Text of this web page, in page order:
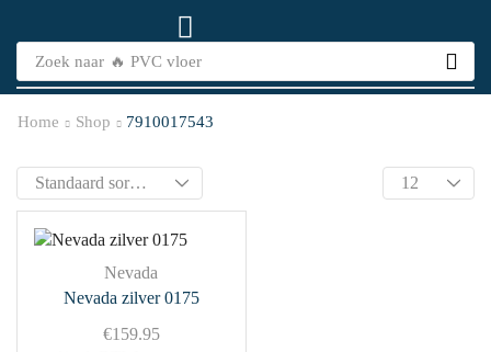
Zoek naar 🔥 PVC vloer
Home Shop 7910017543
Nevada
Nevada zilver 0175
€159.95